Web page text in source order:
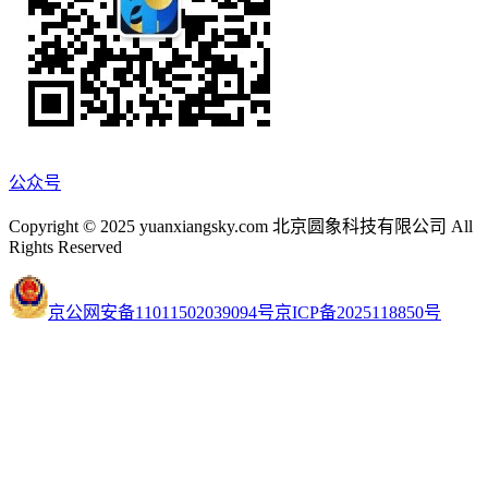
公众号
Copyright © 2025 yuanxiangsky.com 北京圆象科技有限公司 All
Rights Reserved
京公网安备11011502039094号京ICP备2025118850号